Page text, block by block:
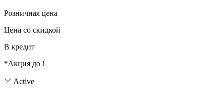
Розничная цена
Цена со скидкой
В кредит
*Акция до !
Active